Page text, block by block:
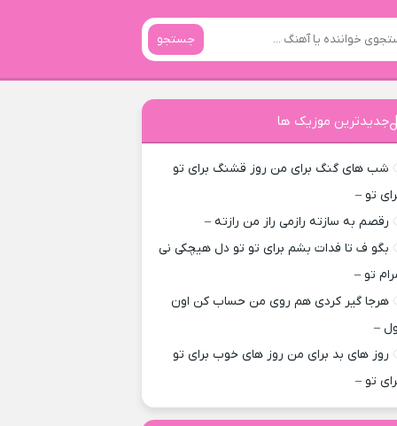
جستجو
جدیدترین موزیک ها
شب های گنگ برای من روز قشنگ برای تو
تو –
رقصم به سازته رازمی راز من رازته –
بگو ف تا فدات بشم برای تو تو دل هیچکی نی
تو –
هرجا گیر کردی هم روی من حساب کن اون
–
روز های بد برای من روز های خوب برای تو
تو –